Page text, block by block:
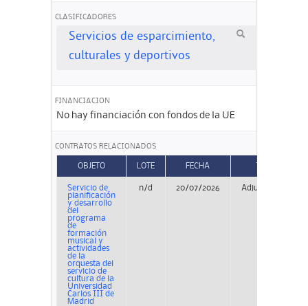
CLASIFICADORES
Servicios de esparcimiento,
culturales y deportivos
FINANCIACION
No hay financiación con fondos de la UE
CONTRATOS RELACIONADOS
OBJETO LOTE FECHA
Servicio de
planificación
y desarrollo
del
programa
de
formación
musical y
actividades
de la
orquesta del
servicio de
cultura de la
Universidad
Carlos III de
Madrid
n/d 20/07/2026 Adjudicación